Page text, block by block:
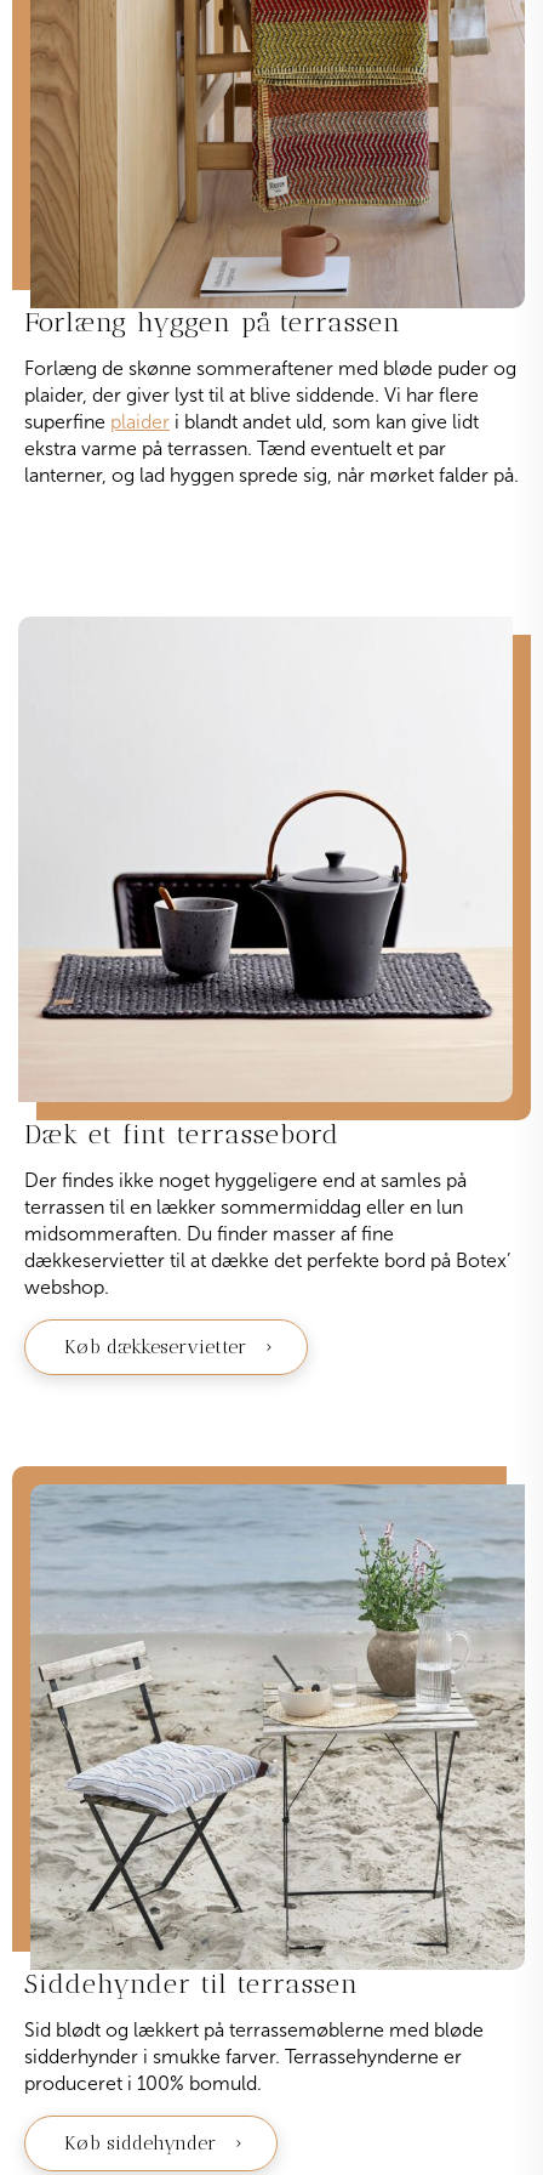
Forlæng hyggen på terrassen
Forlæng de skønne sommeraftener med bløde puder og
plaider, der giver lyst til at blive siddende. Vi har flere
superfine plaider i blandt andet uld, som kan give lidt
ekstra varme på terrassen. Tænd eventuelt et par
lanterner, og lad hyggen sprede sig, når mørket falder på.
Dæk et fint terrassebord
Der findes ikke noget hyggeligere end at samles på
terrassen til en lækker sommermiddag eller en lun
midsommeraften. Du finder masser af fine
dækkeservietter til at dække det perfekte bord på Botex’
webshop.
Køb dækkeservietter
Siddehynder til terrassen
Sid blødt og lækkert på terrassemøblerne med bløde
sidderhynder i smukke farver. Terrassehynderne er
produceret i 100% bomuld.
Køb siddehynder